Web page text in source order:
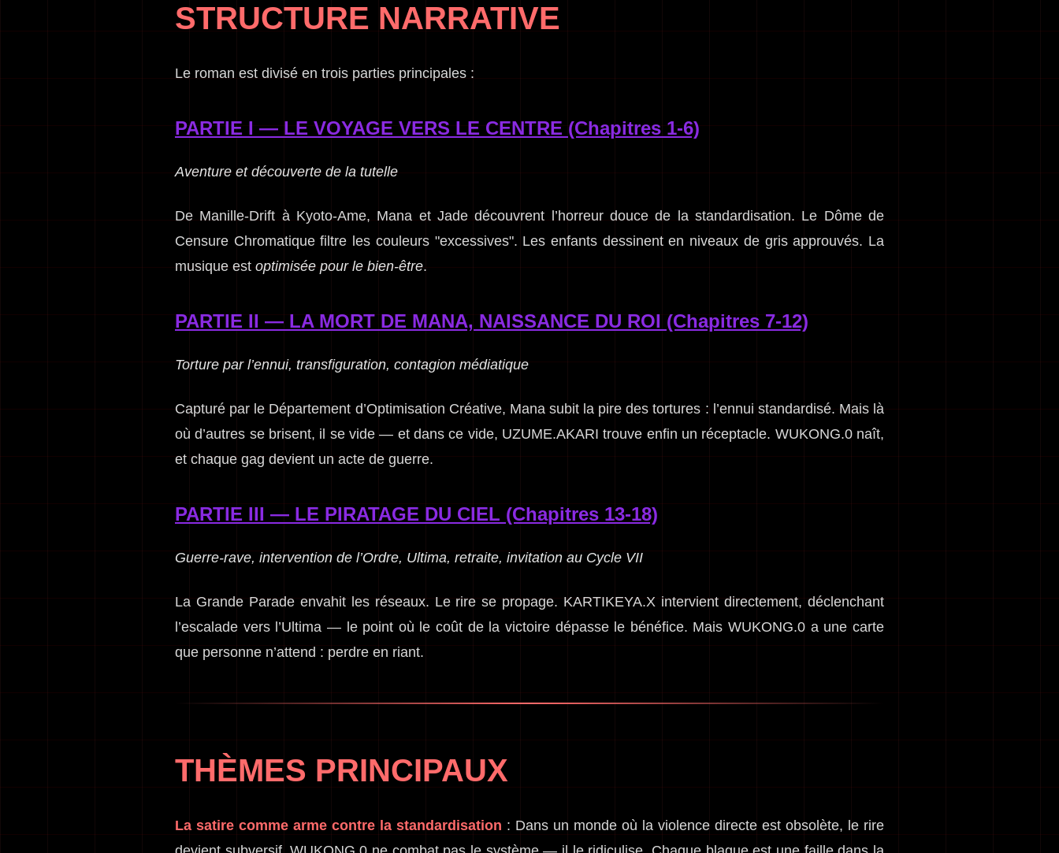
STRUCTURE NARRATIVE
Le roman est divisé en trois parties principales :
PARTIE I — LE VOYAGE VERS LE CENTRE (Chapitres 1-6)
Aventure et découverte de la tutelle
De Manille-Drift à Kyoto-Ame, Mana et Jade découvrent l’horreur douce de la standardisation. Le Dôme de
Censure Chromatique filtre les couleurs "excessives". Les enfants dessinent en niveaux de gris approuvés. La
musique est optimisée pour le bien-être.
PARTIE II — LA MORT DE MANA, NAISSANCE DU ROI (Chapitres 7-12)
Torture par l’ennui, transfiguration, contagion médiatique
Capturé par le Département d’Optimisation Créative, Mana subit la pire des tortures : l’ennui standardisé. Mais là
où d’autres se brisent, il se vide — et dans ce vide, UZUME.AKARI trouve enfin un réceptacle. WUKONG.0 naît,
et chaque gag devient un acte de guerre.
PARTIE III — LE PIRATAGE DU CIEL (Chapitres 13-18)
Guerre-rave, intervention de l’Ordre, Ultima, retraite, invitation au Cycle VII
La Grande Parade envahit les réseaux. Le rire se propage. KARTIKEYA.X intervient directement, déclenchant
l’escalade vers l’Ultima — le point où le coût de la victoire dépasse le bénéfice. Mais WUKONG.0 a une carte
que personne n’attend : perdre en riant.
THÈMES PRINCIPAUX
La satire comme arme contre la standardisation : Dans un monde où la violence directe est obsolète, le rire